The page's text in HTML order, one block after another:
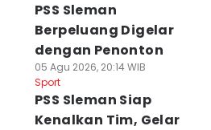
PSS Sleman
Berpeluang Digelar
dengan Penonton
05 Agu 2026, 20:14 WIB
Sport
PSS Sleman Siap
Kenalkan Tim, Gelar